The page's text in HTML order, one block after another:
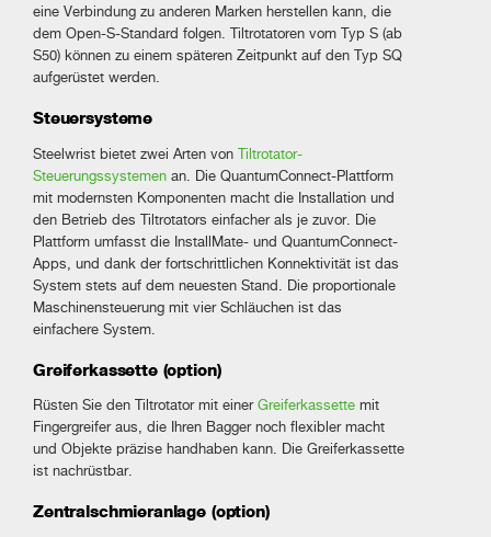
eine Verbindung zu anderen Marken herstellen kann, die
dem Open-S-Standard folgen. Tiltrotatoren vom Typ S (ab
S50) können zu einem späteren Zeitpunkt auf den Typ SQ
aufgerüstet werden.
Steuersysteme
Steelwrist bietet zwei Arten von Tiltrotator-
Steuerungssystemen an. Die QuantumConnect-Plattform
mit modernsten Komponenten macht die Installation und
den Betrieb des Tiltrotators einfacher als je zuvor. Die
Plattform umfasst die InstallMate- und QuantumConnect-
Apps, und dank der fortschrittlichen Konnektivität ist das
System stets auf dem neuesten Stand. Die proportionale
Maschinensteuerung mit vier Schläuchen ist das
einfachere System.
Greiferkassette (option)
Rüsten Sie den Tiltrotator mit einer Greiferkassette mit
Fingergreifer aus, die Ihren Bagger noch flexibler macht
und Objekte präzise handhaben kann. Die Greiferkassette
ist nachrüstbar.
Zentralschmieranlage (option)